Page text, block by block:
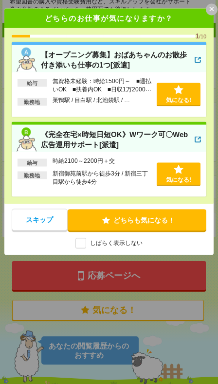
どちらのお仕事が気になりますか？
1/10
【オープニング募集】おばあちゃんのお散歩
付き添いも仕事の1つ[派遣]
給与
無資格未経験：時給1500円～ ■週払
いOK ■扶養内OK ■日収1万2000円
以上
勤務地 巣鴨駅 / 目白駅 / 北池袋駅 / … 気になる!
《完全在宅×時短日短OK》Wワーク可〇Web
広告運用サポート[派遣]
給与 時給2100～2200円＋交
勤務地
新宿御苑前駅から徒歩3分 / 新宿三丁
目駅から徒歩4分
気になる!
スキップ どちらも気になる！
しばらく表示しない
×
学ぶ意欲のあるメンバーを、費用面でも後押しします。
企業情報
ＬＵＬＬグループ
■DXパートナー事業
■人材育成事業
企業HP
https://recruit.lull-inc.co.jp/
ホームページ
https://en-gage.net/lull-inc_saiyo/
事業所
東京都東京都渋谷区渋谷3-10-13 東急REIT渋谷Rビル B1
応募ページへ
気になる！
あなたの閲覧履歴からの
おすすめ